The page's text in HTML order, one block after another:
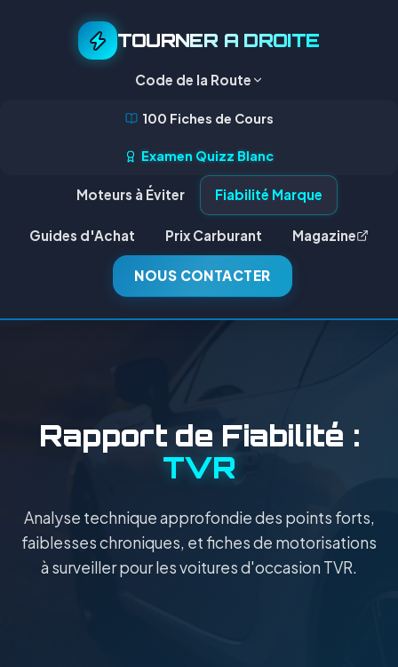
TOURNER A DROITE
Code de la Route
100 Fiches de Cours
Examen Quizz Blanc
Moteurs à Éviter Fiabilité Marque
Guides d'Achat Prix Carburant Magazine
NOUS CONTACTER
Rapport de Fiabilité :
TVR
Analyse technique approfondie des points forts,
faiblesses chroniques, et fiches de motorisations
à surveiller pour les voitures d'occasion TVR.